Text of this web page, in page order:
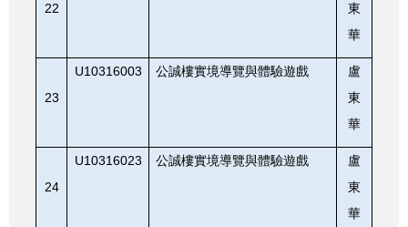
22
東
華
23
U10316003 公誠樓實境導覽與體驗遊戲
盧
東
華
24
U10316023 公誠樓實境導覽與體驗遊戲
盧
東
華